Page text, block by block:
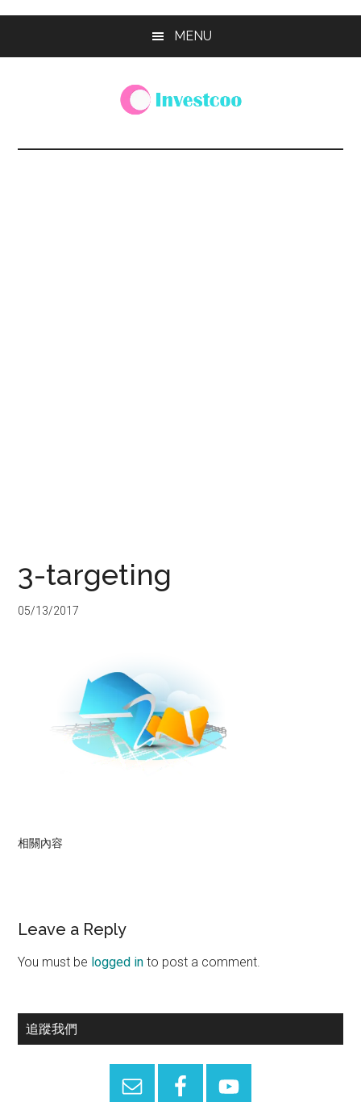
MENU
Investcoo
個
3-targeting
05/13/2017
相關內容
Reader
Interactions
Leave a Reply
You must be logged in to post a comment.
Primary
追蹤我們